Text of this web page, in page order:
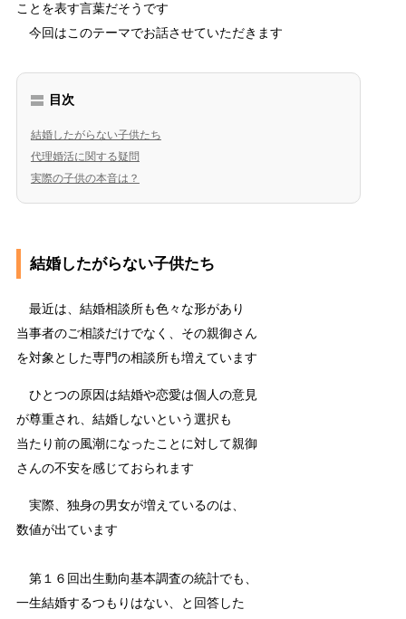
ことを表す言葉だそうです
今回はこのテーマでお話させていただきます
目次
結婚したがらない子供たち
代理婚活に関する疑問
実際の子供の本音は？
結婚したがらない子供たち
最近は、結婚相談所も色々な形があり
当事者のご相談だけでなく、その親御さん
を対象とした専門の相談所も増えています
ひとつの原因は結婚や恋愛は個人の意見
が尊重され、結婚しないという選択も
当たり前の風潮になったことに対して親御
さんの不安を感じておられます
実際、独身の男女が増えているのは、
数値が出ています
第１６回出生動向基本調査の統計でも、
一生結婚するつもりはない、と回答した